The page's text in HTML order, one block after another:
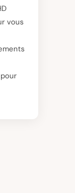
vous